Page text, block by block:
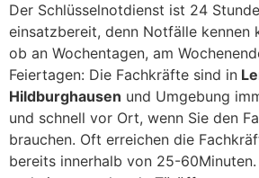
Der Schlüsselnotdienst ist 24
einsatzbereit, denn Notfälle kennen
ob an Wochentagen, am
Feiertagen: Die Fachkräfte sind in
Hildburghausen und Umgebung
und schnell vor Ort, wenn Sie den
brauchen. Oft erreichen die
bereits innerhalb von 25-